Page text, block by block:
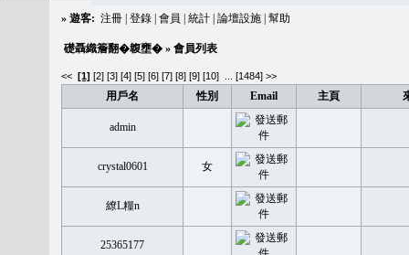
» 遊客: 注冊 登錄 會員 統計 論壇設施 幫助
礎聶織簷翻�䪖壅� » 會員列表
<< [1] [2] [3] [4] [5] [6] [7] [8] [9] [10] [1484] >>
用戶名 性別 Email 主頁
admin
crystal0601 女
繚L糧n
25365177